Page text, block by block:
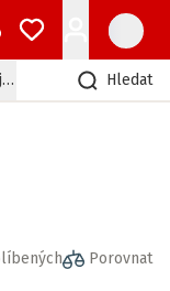
Hledat
Porovnat